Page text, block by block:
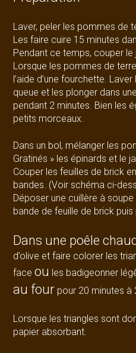
Laver, peler les pommes de
Les faire cuire 15 minutes
Pendant ce temps, couper
Lorsque les pommes de
l’aide d’une fourchette.
queue et les plonger dans
pendant 2 minutes. Bien les
petits morceaux.
Dans un bol, mélanger les
Gratinés » les épinards et le
Couper les feuilles de brick
bandes. (Voir schéma ci-
Déposer une cuillère à
bande de feuille de brick puis
Dans une poêle
d’olive et faire colorer les
faceou les badigeonner
au four pour 20 minutes à
Lorsque les triangles sont
papier absorbant.